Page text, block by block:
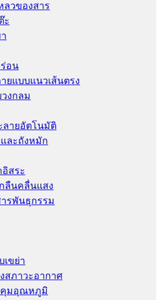
ลวของสาร
ะ
ร่อน
ยแบบแนวเส้นตรง
วงกลม
ลายอัตโนมัติ
ละถังหมัก
สระ
ลืนคลื่นแสง
รพันธุกรรม
เขย่า
สภาวะอากาศ
คุมอุณหภูมิ